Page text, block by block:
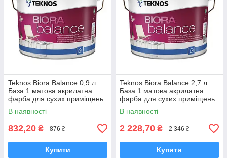
Teknos Biora Balance 0,9 л
База 1 матова акрилатна
фарба для сухих приміщень
В наявності
832,20 ₴ 876 ₴
Купити
Teknos Biora Balance 2,7 л
База 1 матова акрилатна
фарба для сухих приміщень
В наявності
2 228,70 ₴ 2 346 ₴
Купити